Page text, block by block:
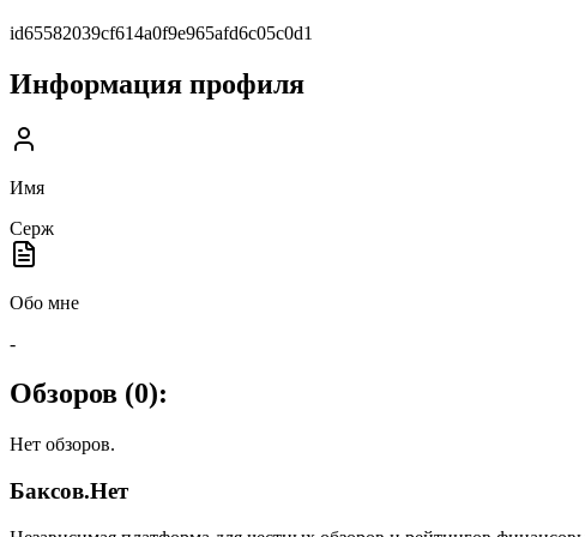
id65582039cf614a0f9e965afd6c05c0d1
Информация профиля
Имя
Серж
Обо мне
-
Обзоров (0):
Нет обзоров.
Баксов.Нет